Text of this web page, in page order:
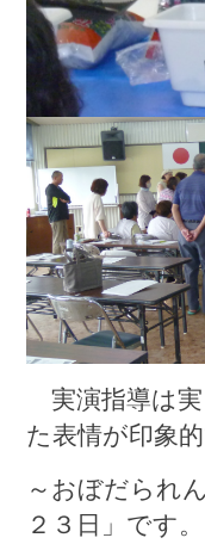
実演指導は実
た表情が印象的
～おぼだられ
２３日」です。